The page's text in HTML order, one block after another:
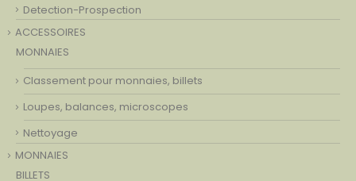
Detection-Prospection
ACCESSOIRES
MONNAIES
Classement pour monnaies, billets
Loupes, balances, microscopes
Nettoyage
MONNAIES
BILLETS